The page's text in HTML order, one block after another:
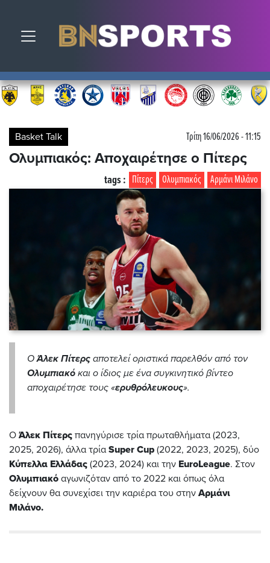
Toggle navigation
Basket Talk Τρίτη 16/06/2026 - 11:15
Ολυμπιακός: Αποχαιρέτησε ο Πίτερς
Αρμάνι Μιλάνο
Ολυμπιακός
Πίτερς
tags :
ΟΆλεκ Πίτερς αποτελεί οριστικά παρελθόν από τον
Ολυμπιακό και ο ίδιος με ένα συγκινητικό βίντεο
αποχαιρέτησε τους «ερυθρόλευκους».
O Άλεκ Πίτερς πανηγύρισε τρία πρωταθλήματα (2023,
2025, 2026), άλλα τρία Super Cup (2022, 2023, 2025), δύο
Κύπελλα Ελλάδας (2023, 2024) και την EuroLeague. Στον
Ολυμπιακό αγωνιζόταν από το 2022 και όπως όλα
δείχνουν θα συνεχίσει την καριέρα του στην Αρμάνι
Μιλάνο.